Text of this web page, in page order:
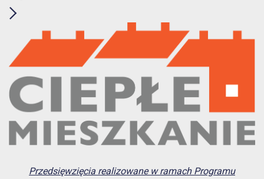
Przedsięwzięcia realizowane w ramach Programu